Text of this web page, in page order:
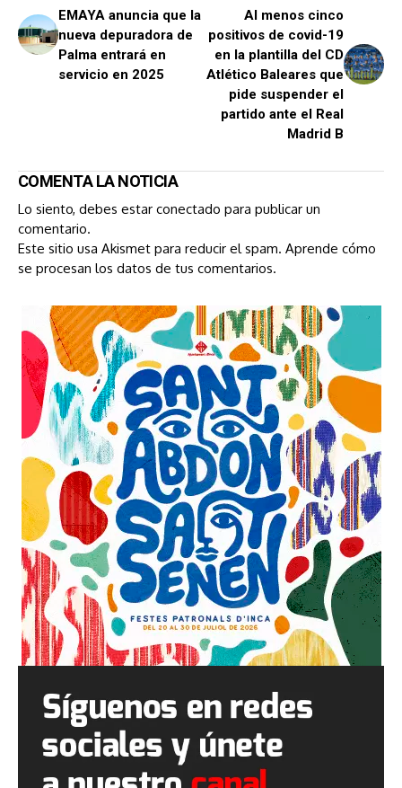
EMAYA anuncia que la
nueva depuradora de
Palma entrará en
servicio en 2025
Al menos cinco
positivos de covid-19
en la plantilla del CD
Atlético Baleares que
pide suspender el
partido ante el Real
Madrid B
COMENTA LA NOTICIA
Lo siento, debes estar conectado para publicar un
comentario.
Este sitio usa Akismet para reducir el spam. Aprende cómo
se procesan los datos de tus comentarios.